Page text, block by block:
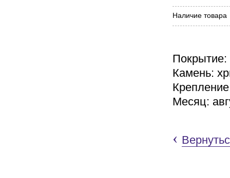
Наличие товара
Покрытие:
Камень:
Месяц:
‹